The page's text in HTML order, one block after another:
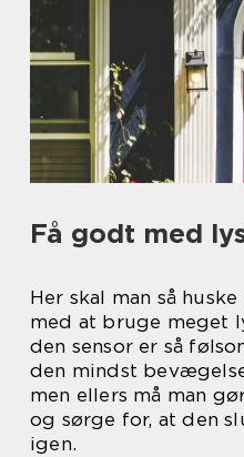
Få godt med
Her skal man så
med at bruge meget
den sensor er så
den mindst
men ellers må man
og sørge for, at den
igen.